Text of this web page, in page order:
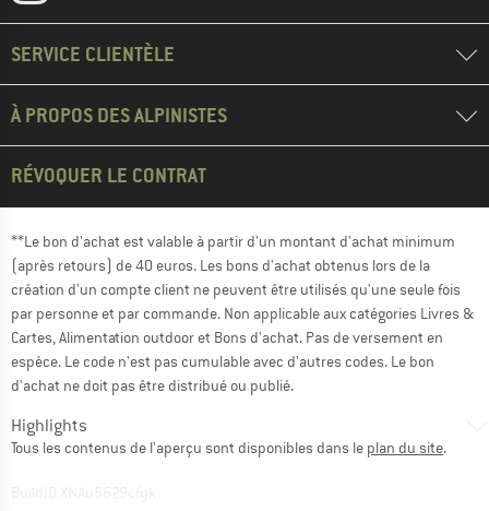
SERVICE CLIENTÈLE
À PROPOS DES ALPINISTES
RÉVOQUER LE CONTRAT
**Le bon d'achat est valable à partir d'un montant d'achat minimum
(après retours) de 40 euros. Les bons d'achat obtenus lors de la
création d'un compte client ne peuvent être utilisés qu'une seule fois
par personne et par commande. Non applicable aux catégories Livres &
Cartes, Alimentation outdoor et Bons d'achat. Pas de versement en
espèce. Le code n'est pas cumulable avec d'autres codes. Le bon
d'achat ne doit pas être distribué ou publié.
Highlights
Tous les contenus de l'aperçu sont disponibles dans le plan du site.